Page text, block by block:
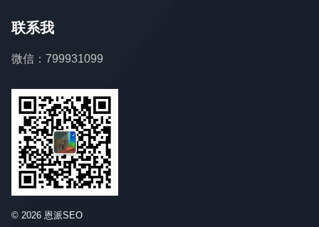
联系我
微信：799931099
© 2026 恩派SEO